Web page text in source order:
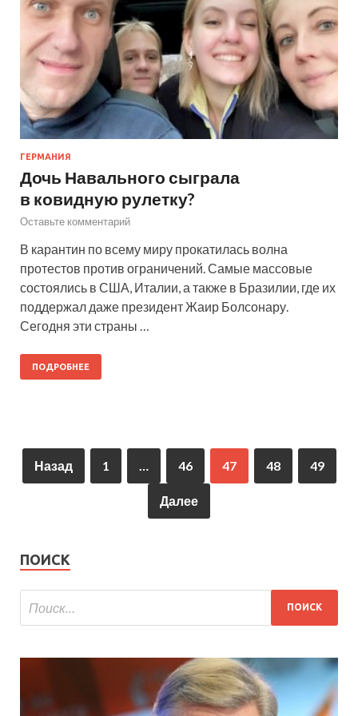
ГЕРМАНИЯ
Дочь Навального сыграла
в ковидную рулетку?
Оставьте комментарий
В карантин по всему миру прокатилась волна
протестов против ограничений. Самые массовые
состоялись в США, Италии, а также в Бразилии, где их
поддержал даже президент Жаир Болсонару.
Сегодня эти страны …
ПОДРОБНЕЕ
Назад 1 … 46 47 48 49
Далее
ПОИСК